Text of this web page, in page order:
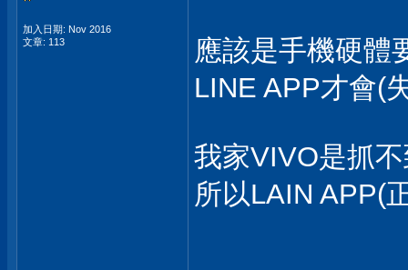
加入日期: Nov 2016
文章: 113
應該是手機硬體
LINE APP才會(
我家VIVO是抓
所以LAIN APP(